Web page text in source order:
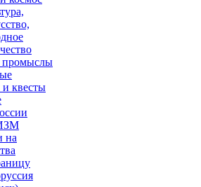
промыслы
и квесты
на